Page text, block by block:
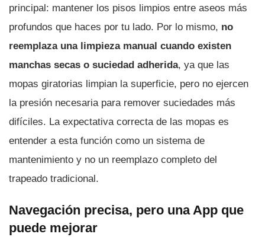
principal: mantener los pisos limpios entre aseos más
profundos que haces por tu lado. Por lo mismo, no
reemplaza una limpieza manual cuando existen
manchas secas o suciedad adherida, ya que las
mopas giratorias limpian la superficie, pero no ejercen
la presión necesaria para remover suciedades más
difíciles. La expectativa correcta de las mopas es
entender a esta función como un sistema de
mantenimiento y no un reemplazo completo del
trapeado tradicional.
Navegación precisa, pero una App que
puede mejorar